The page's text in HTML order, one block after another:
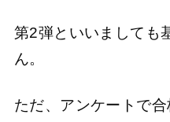
第2弾といいましても
ん。
ただ、アンケートで